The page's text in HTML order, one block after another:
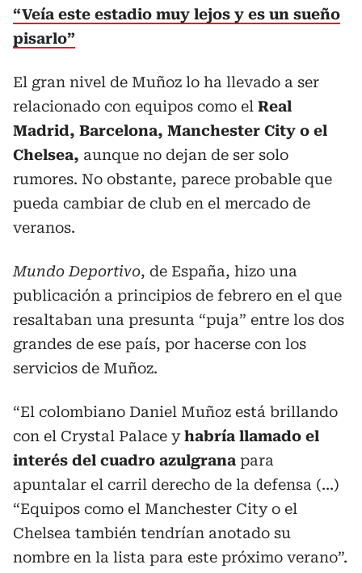
“Veía este estadio muy lejos y es un sueño
pisarlo”
El gran nivel de Muñoz lo ha llevado a ser
relacionado con equipos como el Real
Madrid, Barcelona, Manchester City o el
Chelsea, aunque no dejan de ser solo
rumores. No obstante, parece probable que
pueda cambiar de club en el mercado de
veranos.
Mundo Deportivo, de España, hizo una
publicación a principios de febrero en el que
resaltaban una presunta “puja” entre los dos
grandes de ese país, por hacerse con los
servicios de Muñoz.
“El colombiano Daniel Muñoz está brillando
con el Crystal Palace yhabría llamado el
interés del cuadro azulgrana para
apuntalar el carril derecho de la defensa (...)
“Equipos como el Manchester City o el
Chelsea también tendrían anotado su
nombre en la lista para este próximo verano”.